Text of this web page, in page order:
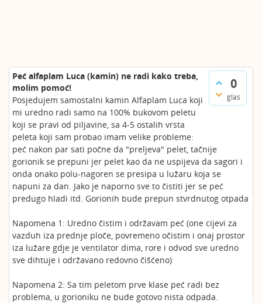
0
glas
Peć alfaplam Luca (kamin) ne radi kako treba,
molim pomoć!
Posjedujem samostalni kamin Alfaplam Luca koji
mi uredno radi samo na 100% bukovom peletu
koji se pravi od piljavine, sa 4-5 ostalih vrsta
peleta koji sam probao imam velike probleme:
peć nakon par sati počne da "preljeva" pelet, tačnije
gorionik se prepuni jer pelet kao da ne uspijeva da sagori i
onda onako polu-nagoren se presipa u lužaru koja se
napuni za dan. Jako je naporno sve to čistiti jer se peć
predugo hladi itd. Gorionih bude prepun stvrdnutog otpada
Napomena 1: Uredno čistim i održavam peć (one cijevi za
vazduh iza prednje ploče, povremeno očistim i onaj prostor
iza lužare gdje je ventilator dima, rore i odvod sve uredno
sve dihtuje i održavano redovno čišćeno)
Napomena 2: Sa tim peletom prve klase peć radi bez
problema, u gorioniku ne bude gotovo nista odpada.